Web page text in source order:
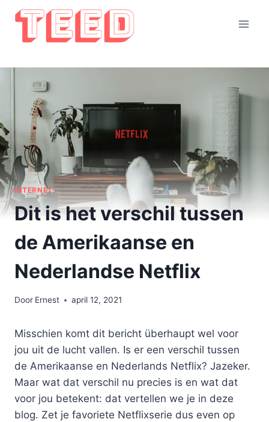
Doorgaan
naar
inhoud
INTERNET
Dit is het verschil tussen
de Amerikaanse en
Nederlandse Netflix
Door Ernest april 12, 2021
Misschien komt dit bericht überhaupt wel voor
jou uit de lucht vallen. Is er een verschil tussen
de Amerikaanse en Nederlands Netflix? Jazeker.
Maar wat dat verschil nu precies is en wat dat
voor jou betekent: dat vertellen we je in deze
blog. Zet je favoriete Netflixserie dus even op